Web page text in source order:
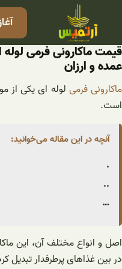
قیمت ماکارونی فرمی
عمده و ارزان
ماکارونی فرمی لوله ای یکی از
است.
آنچه در این مقاله می‌خوانید:
.
..
…
اصل و انواع مختلف آن، این
در بین غذاهای پرطرفدار تبدیل